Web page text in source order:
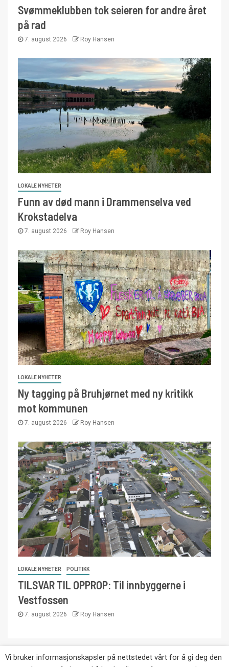
Svømmeklubben tok seieren for andre året
på rad
7. august 2026 Roy Hansen
LOKALE NYHETER
Funn av død mann i Drammenselva ved
Krokstadelva
7. august 2026 Roy Hansen
LOKALE NYHETER
Ny tagging på Bruhjørnet med ny kritikk
mot kommunen
7. august 2026 Roy Hansen
LOKALE NYHETER POLITIKK
TILSVAR TIL OPPROP: Til innbyggerne i
Vestfossen
7. august 2026 Roy Hansen
Copyright © Eikernytt.no utgis av Roy’s
Vi bruker informasjonskapsler på nettstedet vårt for å gi deg den